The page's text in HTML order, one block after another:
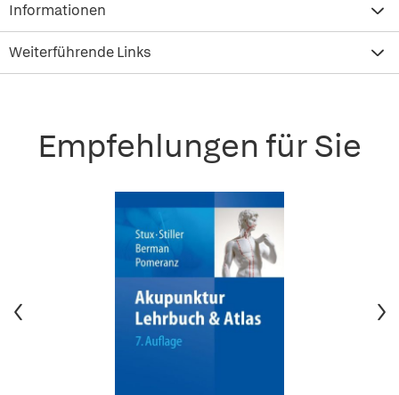
Informationen
Weiterführende Links
Empfehlungen für Sie